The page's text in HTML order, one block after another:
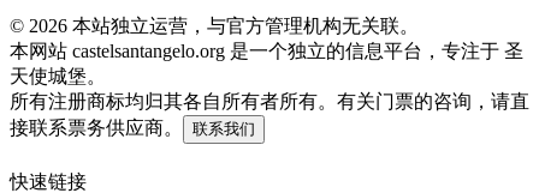
© 2026 本站独立运营，与官方管理机构无关联。
本网站 castelsantangelo.org 是一个独立的信息平台，专注于 圣
天使城堡。
所有注册商标均归其各自所有者所有。有关门票的咨询，请直
接联系票务供应商。
联系我们
快速链接